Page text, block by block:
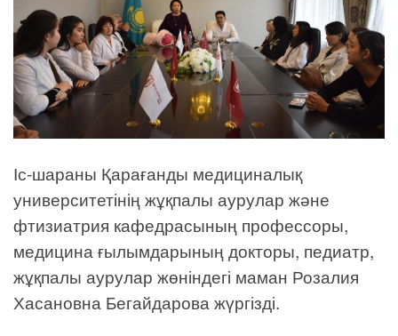
Іс-шараны Қарағанды ​​медициналық
университетінің жұқпалы аурулар және
фтизиатрия кафедрасының профессоры,
медицина ғылымдарының докторы, педиатр,
жұқпалы аурулар жөніндегі маман Розалия
Хасановна Бегайдарова жүргізді.